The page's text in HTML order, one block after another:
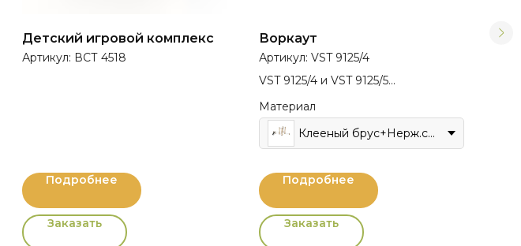
Детский игровой комплекс
Артикул: ВСТ 4518
Подробнее
Заказать
Воркаут
Артикул: VST 9125/4
VST 9125/4 и VST 9125/5
Материал
Клееный брус+Нерж.сталь
Подробнее
Заказать